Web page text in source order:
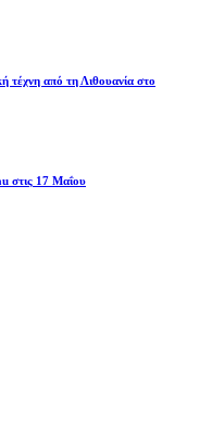
τέχνη από τη Λιθουανία στο
στις 17 Μαΐου